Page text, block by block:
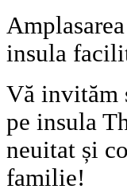
insula
Vă invităm
pe insula
neuitat și
familie!